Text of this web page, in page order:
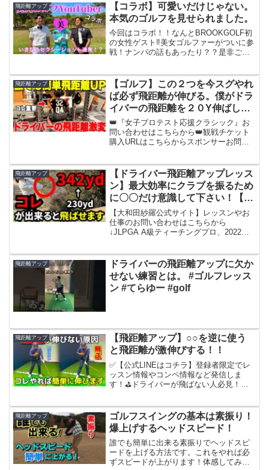
飛距離アップ
【コラボ】可愛いだけじゃない。
本気のゴルフを見せられました。
今回はコラボ！！なんとBROOKGOLF初
の女性ゲスト‼️美女ゴルファーがついに参
戦！ナンパの話もあったり？？是非ご覧
ル】【小野星奈Instagra...
飛距離アップ
【ゴルフ】この２つを今スグやれ
ば必ず飛距離が伸びる。僕がドラ
イバーの飛距離を２０Y伸ばした
方法を紹介します
👑『女子プロテスト応援クラシック』お
問い合わせはこちらから👑観戦チケット
購入URLはこちらからスポンサーお問い
2026』エントリーはこちらから👑🕶️冠ス
ポンサー様...
飛距離アップ
【ドライバー飛距離アップレッス
ン】最大効率にクラブを振るため
に〇〇だけ意識して下さい！【誰
でも飛距離が伸びる方法】【ゴル
フレッスン】
【大和田紗羅公式サイト】レッスンやお
仕事のお問い合わせはこちらから
↓JLPGA A級ティーチングプロ、2022女
する様々なコンテンツ、ゴルファーの皆
様のご参考になれるよ...
飛距離アップ
ドライバーの飛距離アップに欠か
せない練習とは。 #ゴルフレッス
ン #てらゆー #golf
飛距離アップ
【飛距離アップ】○○を逆に使う
と飛距離が激伸びする！！
✅【公式LINEはコチラ】登録者限定でレ
ッスン情報やコンペ情報など発信しま
す！⛳️ドライバーが飛ばない人必見！た
ップ動画はこちら▶ ドライバーの構え
NG集：-▶ ...
飛距離アップ
ゴルフスイングの基本は素振り！
爆上げするヘッドスピード！
誰でも簡単に出来る素振りでヘッドスピ
ードを上げる方法です。これをやれば必
ずスピードが上がります！体感してみて